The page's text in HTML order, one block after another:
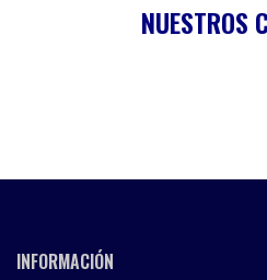
NUESTROS
INFORMACIÓN